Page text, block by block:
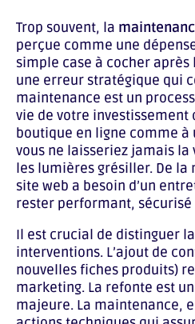
Trop souvent, la
perçue comme une
simple case à cocher après
une erreur stratégique qui
maintenance est un
vie de votre investissement
boutique en ligne comme à
vous ne laisseriez jamais
les lumières grésiller. De
site web a besoin d’un
rester performant,
Il est crucial de distinguer
interventions. L’ajout de
nouvelles fiches produits)
marketing. La refonte est
majeure. La maintenance,